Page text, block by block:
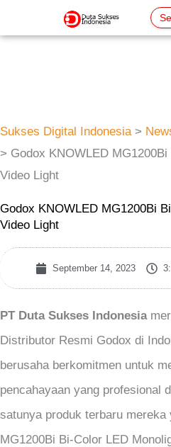
to
for:
Sukses Digital Indonesia>
> Godox KNOWLED
Video Light
Godox KNOWLED MG1200Bi
Video Light
September 14, 2023
PT Duta Sukses Indonesia
Distributor Resmi Godox di
berusaha berkomitmen untuk
pencahayaan yang profesional
satunya produk terbaru
MG1200Bi Bi-Color LED